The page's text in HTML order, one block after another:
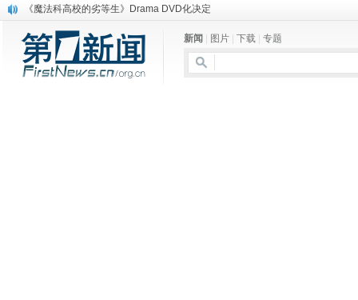
《魔法科高校的劣等生》Drama DVD化决定
消息称刘强东要求京东商城明年扭亏为盈
保健品也能吃出一身病? 康宝莱员工自揭多项家丑
煤价"跳水"电企利润"蹦高" 电煤联动亟待完善
新闻 图片 下载 专题